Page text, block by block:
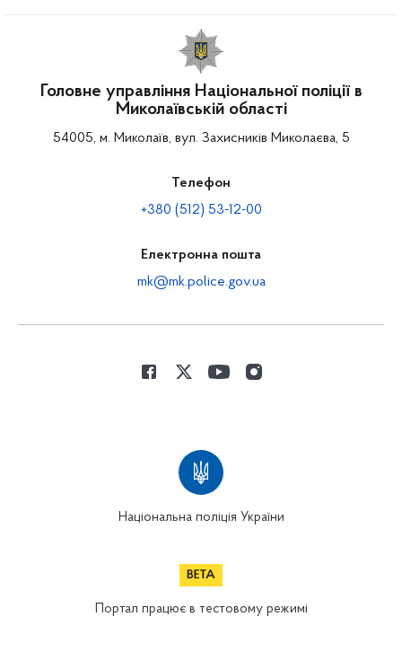
Головне управління Національної поліції в
Миколаївській області
54005, м. Миколаїв, вул. Захисників Миколаєва, 5
Телефон
+380 (512) 53-12-00
Електронна пошта
mk@mk.police.gov.ua
Національна поліція України
Портал працює в тестовому режимі